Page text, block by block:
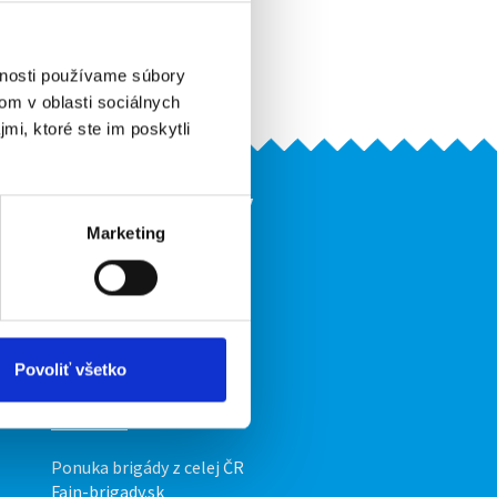
používame súbory
v oblasti sociálnych
ktoré ste im poskytli
Marketing
Povoliť všetko
Pridať do obľúbených
Upozorniť na inzerát
Naše ďalšie projekty
mobilná aplikácia
Fajn Brigády
Ponuka práce z celej ČR
INwork.cz
Ponuka brigády z celej ČR
Fajn-brigady.sk